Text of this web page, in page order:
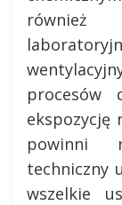
procesów
ekspozycję
powinni
techniczny
wszelkie